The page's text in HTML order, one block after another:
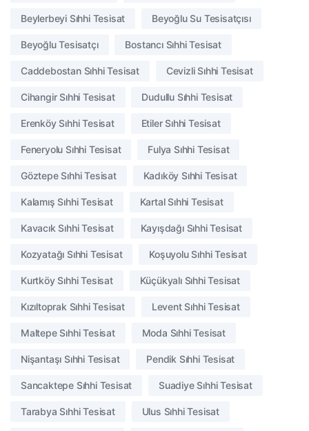
Beylerbeyi Sıhhi Tesisat Beyoğlu Su Tesisatçısı
Beyoğlu Tesisatçı Bostancı Sıhhi Tesisat
Caddebostan Sıhhi Tesisat Cevizli Sıhhi Tesisat
Cihangir Sıhhi Tesisat Dudullu Sıhhi Tesisat
Erenköy Sıhhi Tesisat Etiler Sıhhi Tesisat
Feneryolu Sıhhi Tesisat Fulya Sıhhi Tesisat
Göztepe Sıhhi Tesisat Kadıköy Sıhhi Tesisat
Kalamış Sıhhi Tesisat Kartal Sıhhi Tesisat
Kavacık Sıhhi Tesisat Kayışdağı Sıhhi Tesisat
Kozyatağı Sıhhi Tesisat Koşuyolu Sıhhi Tesisat
Kurtköy Sıhhi Tesisat Küçükyalı Sıhhi Tesisat
Kızıltoprak Sıhhi Tesisat Levent Sıhhi Tesisat
Maltepe Sıhhi Tesisat Moda Sıhhi Tesisat
Nişantaşı Sıhhi Tesisat Pendik Sıhhi Tesisat
Sancaktepe Sıhhi Tesisat Suadiye Sıhhi Tesisat
Tarabya Sıhhi Tesisat Ulus Sıhhi Tesisat